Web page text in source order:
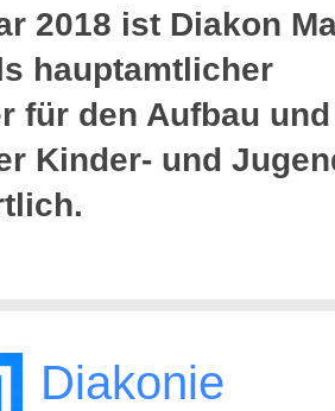
2018 ist Diakon
hauptamtlicher
für den Aufbau
Kinder- und
Diakonie